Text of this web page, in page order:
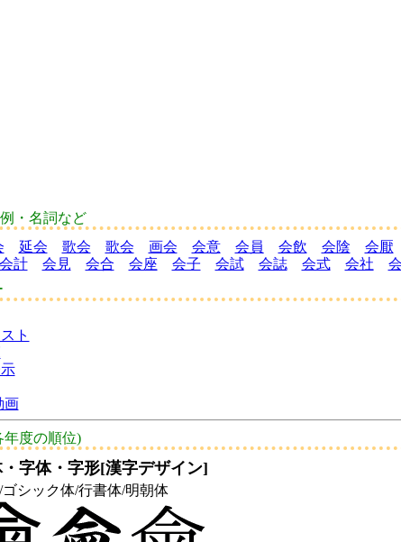
・名詞など
延会 歌会 歌会 画会 会意 会員 会飲 会陰 会厭
会計 会見 会合 会座 会子 会試 会誌 会式 会社
ト
画
年度の順位)
字体・字形[漢字デザイン]
シック体/行書体/明朝体